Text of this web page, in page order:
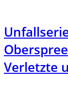
Verletzte